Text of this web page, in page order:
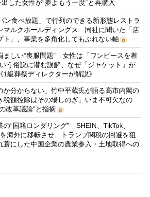
した女性が“夢よもう一度”と再購入
ン食べ放題」で行列のできる新形態レストラ
マルクホールディングス 同社に聞いた「店
ト」、事業を多角化してもぶれない軸
ましい“喪服問題” 女性は「ワンピースを着
う俗説に潜む誤解、なぜ「ジャケット」が
級葬祭ディレクターが解説》
か分からない」竹中平蔵氏が語る高市内閣の
額控除はその場しのぎ」いま不可欠なの
改革議論”と指摘
の“国籍ロンダリング” SHEIN、TikTok、
海外に移転させ、トランプ関税の回避を狙
にした中国企業の農業参入・土地取得への